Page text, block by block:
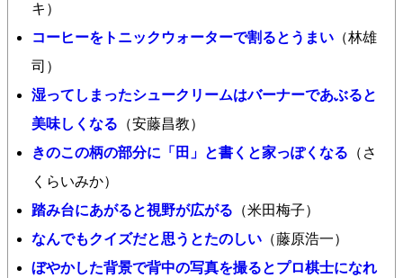
キ）
コーヒーをトニックウォーターで割るとうまい （林雄
司）
湿ってしまったシュークリームはバーナーであぶると
美味しくなる （安藤昌教）
きのこの柄の部分に「田」と書くと家っぽくなる （さ
くらいみか）
踏み台にあがると視野が広がる （米田梅子）
なんでもクイズだと思うとたのしい （藤原浩一）
ぼやかした背景で背中の写真を撮るとプロ棋士になれ